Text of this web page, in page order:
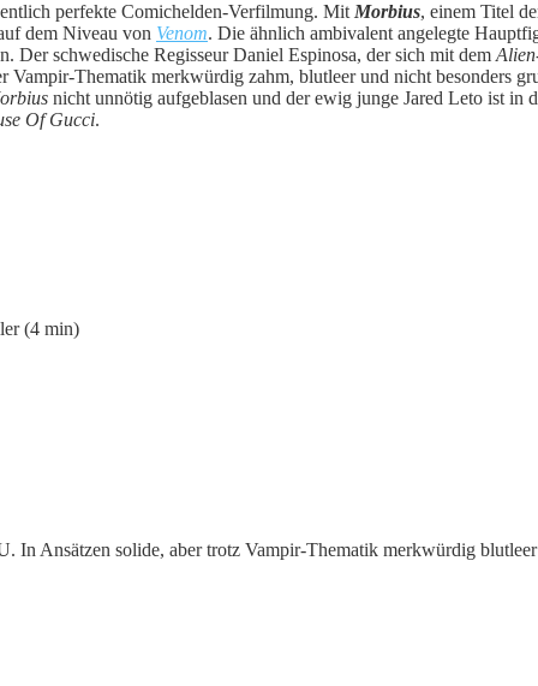
perfekte Comichelden-Verfilmung. Mit Morbius, einem Titel
dem Niveau von Venom. Die ähnlich ambivalent angelegte
Der schwedische Regisseur Daniel Espinosa, der sich mit dem Alien
Vampir-Thematik merkwürdig zahm, blutleer und nicht besonders
nicht unnötig aufgeblasen und der ewig junge Jared Leto ist in
Of Gucci.
(4 min)
In Ansätzen solide, aber trotz Vampir-Thematik merkwürdig